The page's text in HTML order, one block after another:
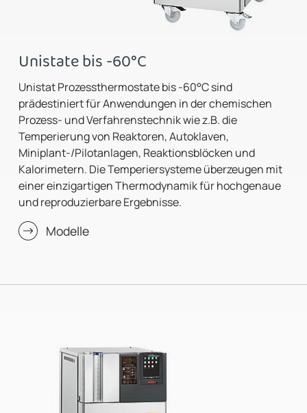
Unistate bis -60°C
Unistat Prozessthermostate bis -60°C sind
prädestiniert für Anwendungen in der chemischen
Prozess- und Verfahrenstechnik wie z.B. die
Temperierung von Reaktoren, Autoklaven,
Miniplant-/Pilotanlagen, Reaktionsblöcken und
Kalorimetern. Die Temperiersysteme überzeugen mit
einer einzigartigen Thermodynamik für hochgenaue
und reproduzierbare Ergebnisse.
Modelle